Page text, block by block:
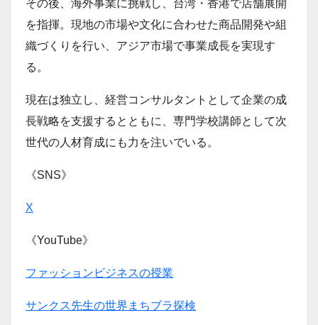
その後、海外事業に挑戦し、台湾・香港で店舗展開
を指揮。現地の市場や文化に合わせた商品開発や組
織づくりを行い、アジア市場で事業成長を実現す
る。
現在は独立し、経営コンサルタントとして企業の成
長戦略を支援するとともに、専門学校講師として次
世代の人材育成にも力を注いでいる。
《SNS》
X
《YouTube》
ファッションビジネスの授業
サンクス先生の世界まちブラ探検